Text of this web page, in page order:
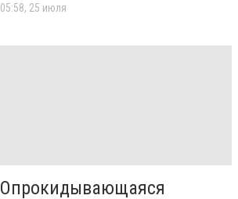
05:58, 25 июля
Опрокидывающаяся